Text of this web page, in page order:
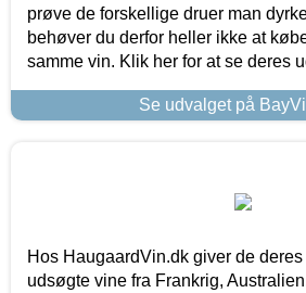
prøve de forskellige druer man
behøver du derfor heller ikke at
samme vin. Klik her for at se deres
Se udvalget på
Hos HaugaardVin.dk giver de
udsøgte vine fra Frankrig,